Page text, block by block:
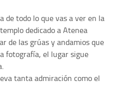
de todo lo que vas a ver en la
dedicado a Atenea
de las grúas y andamios que
fotografía, el lugar sigue
tanta admiración como el